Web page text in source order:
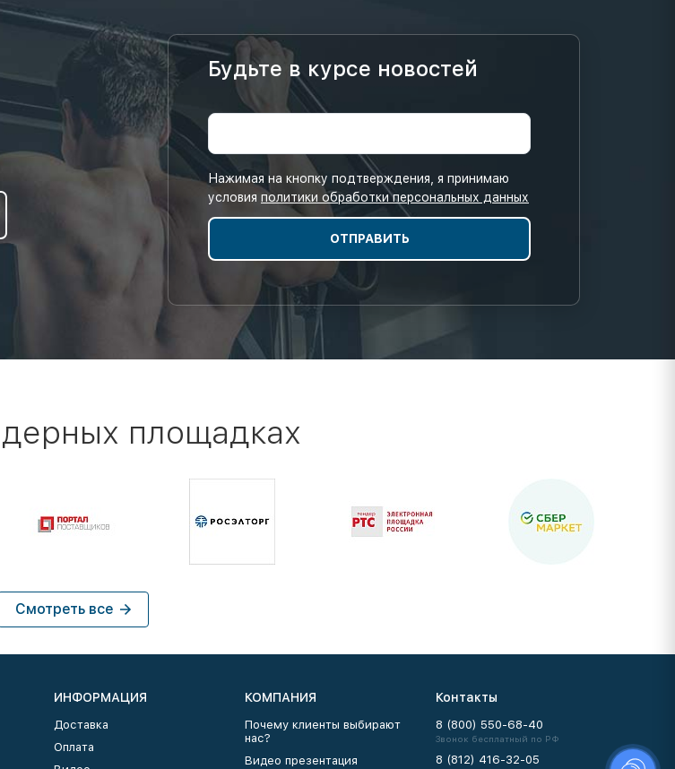
Будьте в курсе новостей
Нажимая на кнопку подтверждения, я принимаю
условия политики обработки персональных данных
площадках
Смотреть все
ИНФОРМАЦИЯ
Доставка
Оплата
КОМПАНИЯ
Почему клиенты выбирают
нас?
Видео презентация
Контакты
8 (800) 550-68-40
Звонок бесплатный по РФ
8 (812) 416-32-05